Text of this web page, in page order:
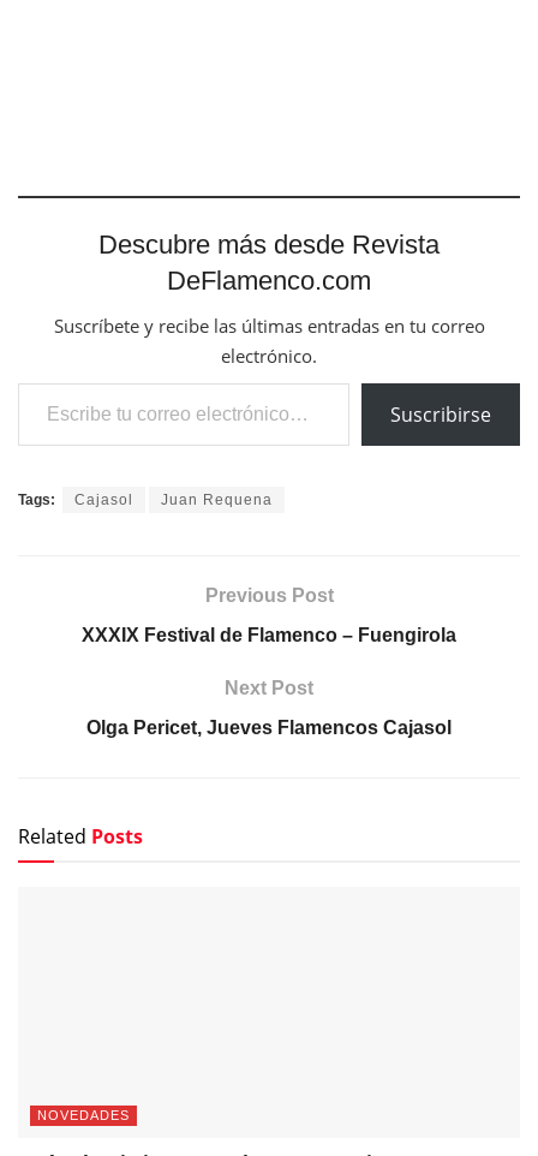
Descubre más desde Revista
DeFlamenco.com
Suscríbete y recibe las últimas entradas en tu correo
electrónico.
Escribe tu correo electrónico…
Suscribirse
Tags: Cajasol Juan Requena
Previous Post
XXXIX Festival de Flamenco – Fuengirola
Next Post
Olga Pericet, Jueves Flamencos Cajasol
Related Posts
NOVEDADES